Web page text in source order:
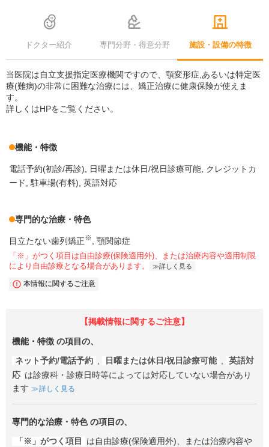
ドクター紹介 専門分野・得意分野 施設・設備の特徴
当医院は自立支援指定医療機関ですので、顎変形症,あるいは特定医
療(難病)の非常に困難な治療には、矯正治療に健康保険が使えま
す。
詳しくはHPをご覧ください。
機能・特徴
電話予約(初診/再診) 日曜または休日/祝日診療可能 クレジットカ
ード
駐車場(有料) 英語対応
専門的な治療・特色
目立たない歯列矯正※ 顎関節症
「※」がつく項目は自由診療(保険適用外)、または治療内容や適用制限
により自由診療となる場合があります。
詳しく見る
本情報に関するご注意
【掲載情報に関するご注意】
機能・特徴 の項目の、
ネット予約/電話予約 , 日曜または休日/祝日診療可能 ,
英語対
応 は診療科・診療日時等によっては対応していない場合があり
ます
詳しく見る
専門的な治療・特色の項目の、
「※」がつく項目
は自由診療(保険適用外)、または治療内容や